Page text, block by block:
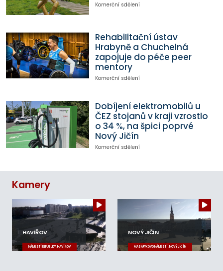
Komerční sdělení
Rehabilitační ústav
Hrabyně a Chuchelná
zapojuje do péče peer
mentory
Komerční sdělení
Dobíjení elektromobilů u
ČEZ stojanů v kraji vzrostlo
o 34 %, na špici poprvé
Nový Jičín
Komerční sdělení
Kamery
HAVÍŘOV
NÁMĚSTÍ REPUBLIKY, HAVÍŘOV
NOVÝ JIČÍN
MASARYKOVO NÁMĚSTÍ, NOVÝ JIČÍN